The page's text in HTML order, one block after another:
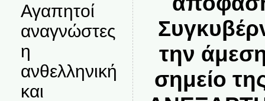
Αγαπητοί
αναγνώστες
η
ανθελληνική
και
την
σημείο